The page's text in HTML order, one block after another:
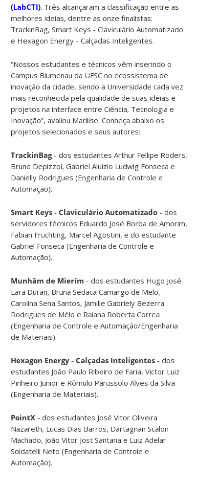
(LabCTI). Três alcançaram a classificação entre as
melhores ideias, dentre as onze finalistas:
TrackinBag, Smart Keys - Claviculário Automatizado
e Hexagon Energy - Calçadas Inteligentes.
“Nossos estudantes e técnicos vêm inserindo o
Campus Blumenau da UFSC no ecossistema de
inovação da cidade, sendo a Universidade cada vez
mais reconhecida pela qualidade de suas ideias e
projetos na interface entre Ciência, Tecnologia e
Inovação”, avaliou Marilise. Conheça abaixo os
projetos selecionados e seus autores:
TrackinBag- dos estudantes Arthur Fellipe Roders,
Bruno Depizzol, Gabriel Aluizio Ludwig Fonseca e
Danielly Rodrigues (Engenharia de Controle e
Automação).
Smart Keys - Claviculário Automatizado - dos
servidores técnicos Eduardo José Borba de Amorim,
Fabian Früchting, Marcel Agostini, e do estudante
Gabriel Fonseca (Engenharia de Controle e
Automação).
Munhâm de Mierím - dos estudantes Hugo José
Lara Duran, Bruna Sedaca Camargo de Melo,
Carolina Sena Santos, Jamille Gabriely Bezerra
Rodrigues de Mélo e Raiana Roberta Correa
(Engenharia de Controle e Automação/Engenharia
de Materiais).
Hexagon Energy - Calçadas Inteligentes - dos
estudantes João Paulo Ribeiro de Faria, Victor Luiz
Pinheiro Junior e Rômulo Parussolo Alves da Silva
(Engenharia de Materiais).
PointX - dos estudantes José Vitor Oliveira
Nazareth, Lucas Dias Barros, Dartagnan Scalon
Machado, João Vitor Jost Santana e Luiz Adelar
Soldatelli Neto (Engenharia de Controle e
Automação).